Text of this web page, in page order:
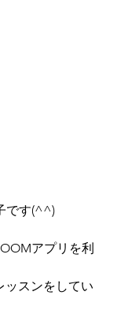
です(^^)
アプリを利
ッスンをしてい